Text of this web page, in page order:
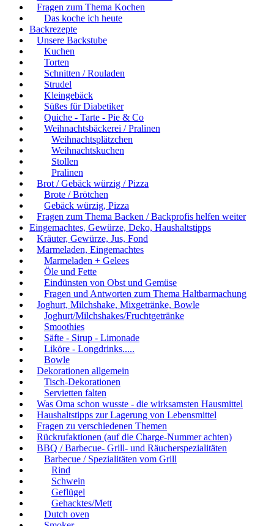
Fragen zum Thema Kochen
Das koche ich heute
Backrezepte
Unsere Backstube
Kuchen
Torten
Schnitten / Rouladen
Strudel
Kleingebäck
Süßes für Diabetiker
Quiche - Tarte - Pie & Co
Weihnachtsbäckerei / Pralinen
Weihnachtsplätzchen
Weihnachtskuchen
Stollen
Pralinen
Brot / Gebäck würzig / Pizza
Brote / Brötchen
Gebäck würzig, Pizza
Fragen zum Thema Backen / Backprofis helfen weiter
Eingemachtes, Gewürze, Deko, Haushaltstipps
Kräuter, Gewürze, Jus, Fond
Marmeladen, Eingemachtes
Marmeladen + Gelees
Öle und Fette
Eindünsten von Obst und Gemüse
Fragen und Antworten zum Thema Haltbarmachung
Joghurt, Milchshake, Mixgetränke, Bowle
Joghurt/Milchshakes/Fruchtgetränke
Smoothies
Säfte - Sirup - Limonade
Liköre - Longdrinks.....
Bowle
Dekorationen allgemein
Tisch-Dekorationen
Servietten falten
Was Oma schon wusste - die wirksamsten Hausmittel
Haushaltstipps zur Lagerung von Lebensmittel
Fragen zu verschiedenen Themen
Rückrufaktionen (auf die Charge-Nummer achten)
BBQ / Barbecue- Grill- und Räucherspezialitäten
Barbecue / Spezialitäten vom Grill
Rind
Schwein
Geflügel
Gehacktes/Mett
Dutch oven